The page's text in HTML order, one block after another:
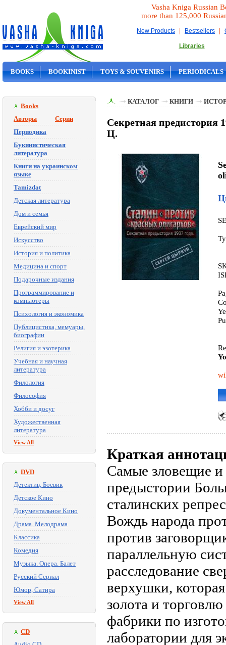
Vasha Kniga Russian
more than 125,000
New Products | Bestsellers |
Libraries
BOOKS BOOKINIST TOYS & SOUVENIRS PERIODICALS
Books
Авторы
Серии
Периодика
Букинистическая
литература
Книги на украинском
языке
Tamizdat
Детская литература
Дом и семья
Еврейский мир
Искусство
История и политика
Медицина и спорт
Подарочные издания
Программирование и
компьютеры
Психология и экономика
Публицистика, мемуары,
биографии
Религия и эзотерика
Учебная и научная
литература
Филология
Философия
Хобби и досуг
Художественная
литература
View All
DVD
Детектив, Боевик
Детское Кино
Документальное Кино
Драма. Мелодрама
Классика
Комедия
Музыка. Опера. Балет
Русский Сериал
Юмор, Сатира
View All
CD
КАТАЛОГ КНИГИ
Секретная предистория
Ц.
Краткая
Самые зловещие
предыстории
сталинских
Вождь народа
против
параллельную
расследование
верхушки,
золота и
фабрики по
лаборатории для